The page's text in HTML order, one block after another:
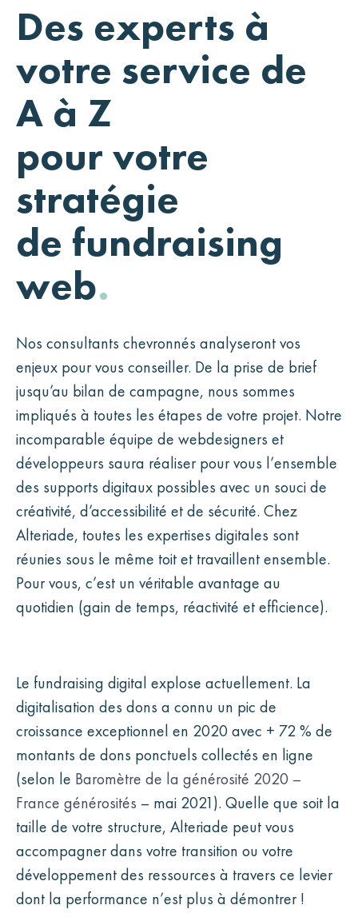
Des experts à
votre service de
A à Z
pour votre
stratégie
de fundraising
web.
Nos consultants chevronnés analyseront vos
enjeux pour vous conseiller. De la prise de brief
jusqu’au bilan de campagne, nous sommes
impliqués à toutes les étapes de votre projet. Notre
incomparable équipe de webdesigners et
développeurs saura réaliser pour vous l’ensemble
des supports digitaux possibles avec un souci de
créativité, d’accessibilité et de sécurité. Chez
Alteriade, toutes les expertises digitales sont
réunies sous le même toit et travaillent ensemble.
Pour vous, c’est un véritable avantage au
quotidien (gain de temps, réactivité et efficience).
Le fundraising digital explose actuellement. La
digitalisation des dons a connu un pic de
croissance exceptionnel en 2020 avec + 72 % de
montants de dons ponctuels collectés en ligne
(selon le Baromètre de la générosité 2020 –
France générosités – mai 2021). Quelle que soit la
taille de votre structure, Alteriade peut vous
accompagner dans votre transition ou votre
développement des ressources à travers ce levier
dont la performance n’est plus à démontrer !